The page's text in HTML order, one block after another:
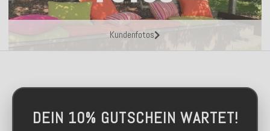
Kundenfotos
DEIN 10% GUTSCHEIN WARTET!